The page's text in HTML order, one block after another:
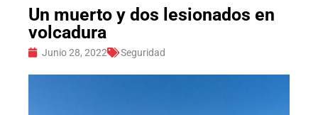
Un muerto y dos lesionados en
volcadura
Junio 28, 2022 Seguridad